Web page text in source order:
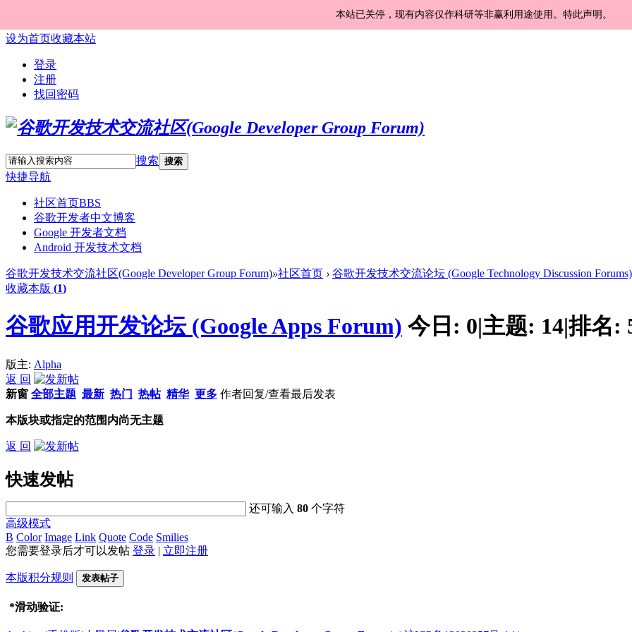
本站已关停，现有内容仅作科研等非赢利用途使用。特此声明。
设为首页收藏本站
登录
注册
找回密码
搜索 搜索
快捷导航
社区首页BBS
谷歌开发者中文博客
Google 开发者文档
Android 开发技术文档
谷歌开发技术交流社区(Google Developer Group Forum)»社区首页 › 谷歌开发技术交流论坛 (Google Technology Discussion Forums)
收藏本版 (1)
谷歌应用开发论坛 (Google Apps Forum) 今日: 0|主题: 14|排名:
版主: Alpha
返 回
新窗 全部主题 最新 热门 热帖 精华 更多 作者回复/查看最后发表
本版块或指定的范围内尚无主题
返 回
快速发帖
还可输入80 个字符
高级模式
B Color Image Link Quote Code Smilies
您需要登录后才可以发帖 登录 | 立即注册
本版积分规则 发表帖子
*滑动验证: